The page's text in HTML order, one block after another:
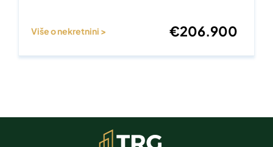
Više o nekretnini > €206.900